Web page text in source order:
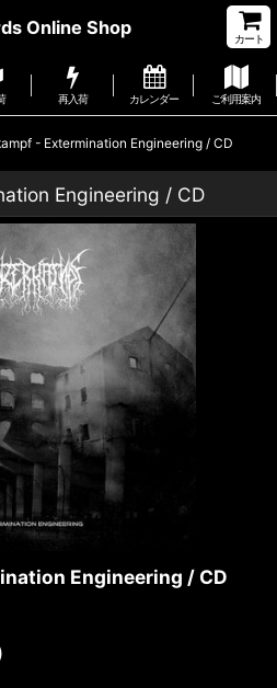
Online Shop
カート
再入荷 カレンダー ご利用案内
- Extermination Engineering / CD
Engineering / CD
Engineering / CD